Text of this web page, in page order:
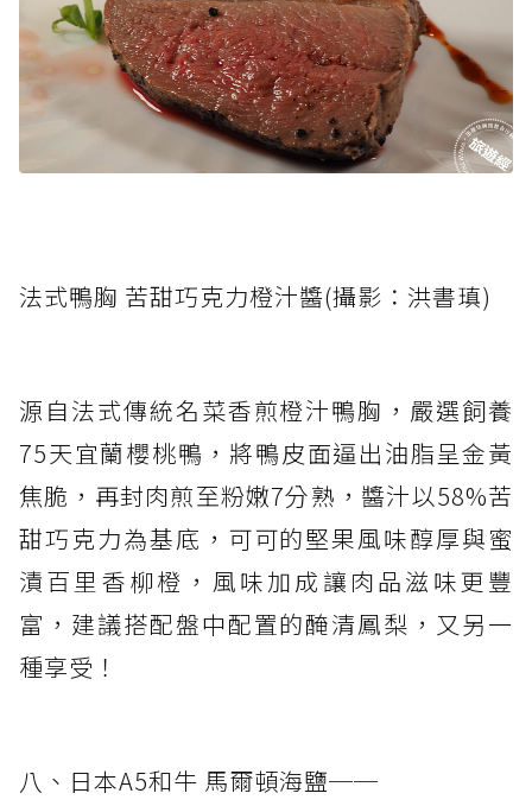
法式鴨胸 苦甜巧克力橙汁醬(攝影：洪書瑱)
源自法式傳統名菜香煎橙汁鴨胸，嚴選飼養
75天宜蘭櫻桃鴨，將鴨皮面逼出油脂呈金黃
焦脆，再封肉煎至粉嫩7分熟，醬汁以58%苦
甜巧克力為基底，可可的堅果風味醇厚與蜜
漬百里香柳橙，風味加成讓肉品滋味更豐
富，建議搭配盤中配置的醃清鳳梨，又另一
種享受！
八、日本A5和牛 馬爾頓海鹽──